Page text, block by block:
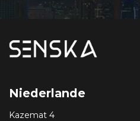
Niederlande
Kazemat 4